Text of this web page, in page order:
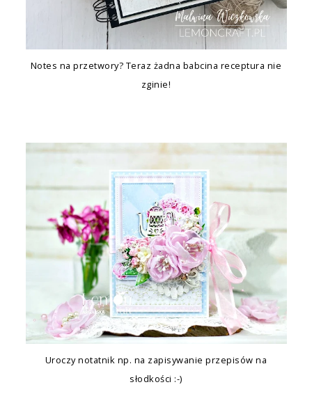
Notes na przetwory? Teraz żadna babcina receptura nie
zginie!
Uroczy notatnik np. na zapisywanie przepisów na
słodkości :-)